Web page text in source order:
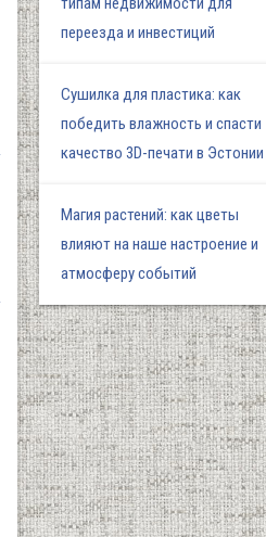
переезда и инвестиций
Сушилка для пластика: как
победить влажность и спасти
качество 3D-печати в Эстонии
Магия растений: как цветы
влияют на наше настроение и
атмосферу событий